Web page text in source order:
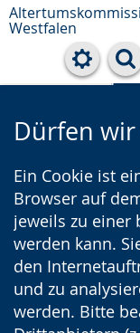
Westfalen
Dürfen wir
Ein Cookie ist
Browser auf
jeweils zu einer
werden kann.
den
und zu
werden. Bitte